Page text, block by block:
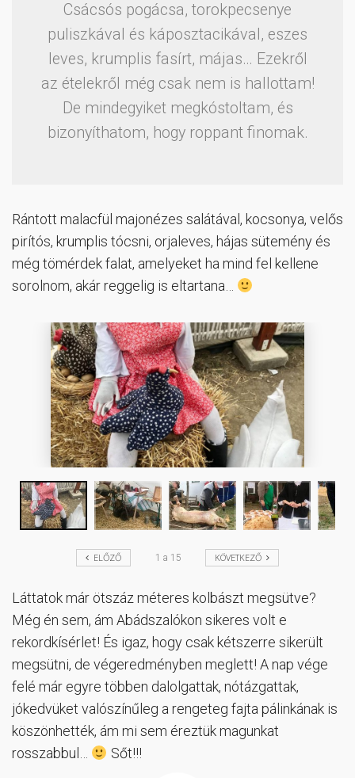
Csácsós pogácsa, torokpecsenye
puliszkával és káposztacikával, eszes
leves, krumplis fasírt, májas… Ezekről
az ételekről még csak nem is hallottam!
De mindegyiket megkóstoltam, és
bizonyíthatom, hogy roppant finomak.
Rántott malacfül majonézes salátával, kocsonya, velős
pirítós, krumplis tócsni, orjaleves, hájas sütemény és
még tömérdek falat, amelyeket ha mind fel kellene
sorolnom, akár reggelig is eltartana…
ELŐZŐ 1 a 15 KÖVETKEZŐ
Láttatok már ötszáz méteres kolbászt megsütve?
Még én sem, ám Abádszalókon sikeres volt e
rekordkísérlet! És igaz, hogy csak kétszerre sikerült
megsütni, de végeredményben meglett! A nap vége
felé már egyre többen dalolgattak, nótázgattak,
jókedvüket valószínűleg a rengeteg fajta pálinkának is
köszönhették, ám mi sem éreztük magunkat
rosszabbul…
Sőt!!!